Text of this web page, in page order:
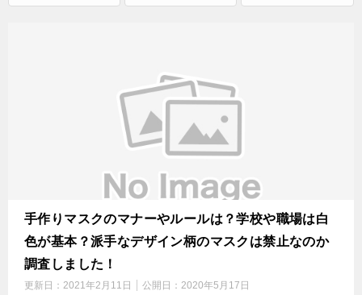
手作りマスクのマナーやルールは？学校や職場は白
色が基本？派手なデザイン柄のマスクは禁止なのか
調査しました！
更新日： 2021年2月11日 公開日： 2020年5月17日